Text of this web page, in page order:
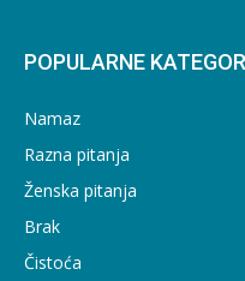
POPULARNE
Namaz
Razna pitanja
Ženska pitanja
Brak
Čistoća